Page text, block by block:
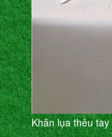
Khăn lụa thêu tay